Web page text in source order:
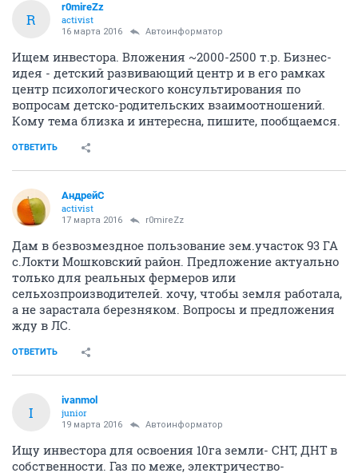
R
r0mireZz
activist
16 марта 2016 Автоинформатор
Ищем инвестора. Вложения ~2000-2500 т.р. Бизнес-
идея - детский развивающий центр и в его рамках
центр психологического консультирования по
вопросам детско-родительских взаимоотношений.
Кому тема близка и интересна, пишите, пообщаемся.
ОТВЕТИТЬ
АндрейC
activist
17 марта 2016 r0mireZz
Дам в безвозмездное пользование зем.участок 93 ГА
с.Локти Мошковский район. Предложение актуально
только для реальных фермеров или
сельхозпроизводителей. хочу, чтобы земля работала,
а не зарастала березняком. Вопросы и предложения
жду в ЛС.
ОТВЕТИТЬ
I
ivanmol
junior
19 марта 2016 Автоинформатор
Ищу инвестора для освоения 10га земли- СНТ, ДНТ в
собственности. Газ по меже, электричество-